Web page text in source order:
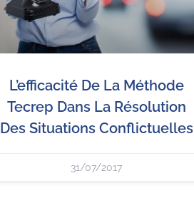
L’efficacité De La Méthode
Tecrep Dans La Résolution
Des Situations Conflictuelles
31/07/2017